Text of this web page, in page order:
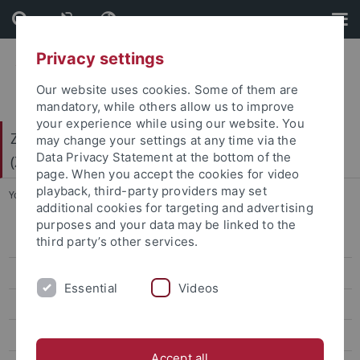
Skip
to
content
Skip
to
footer
Zentrum für Gender- und Diversitätsforschung
(ZGD)
You are here: Startseite ... Zentrum für Islamische Theologie
Evangelisch-Theologische Fakultät
Privacy settings
Our website uses cookies. Some of them are
mandatory, while others allow us to improve
your experience while using our website. You
may change your settings at any time via the
Data Privacy Statement at the bottom of the
page. When you accept the cookies for video
playback, third-party providers may set
additional cookies for targeting and advertising
purposes and your data may be linked to the
third party’s other services.
Essential Videos